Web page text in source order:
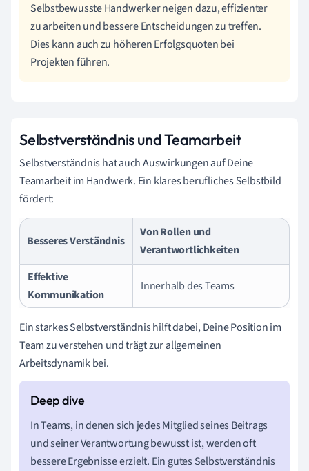
Selbstbewusste Handwerker neigen dazu, effizienter
zu arbeiten und bessere Entscheidungen zu treffen.
Dies kann auch zu höheren Erfolgsquoten bei
Projekten führen.
Selbstverständnis und Teamarbeit
Selbstverständnis hat auch Auswirkungen auf Deine
Teamarbeit im Handwerk. Ein klares berufliches Selbstbild
fördert:
Besseres Verständnis
Von Rollen und
Verantwortlichkeiten
Effektive
Kommunikation
Innerhalb des Teams
Ein starkes Selbstverständnis hilft dabei, Deine Position im
Team zu verstehen und trägt zur allgemeinen
Arbeitsdynamik bei.
In Teams, in denen sich jedes Mitglied seines Beitrags
und seiner Verantwortung bewusst ist, werden oft
bessere Ergebnisse erzielt. Ein gutes Selbstverständnis